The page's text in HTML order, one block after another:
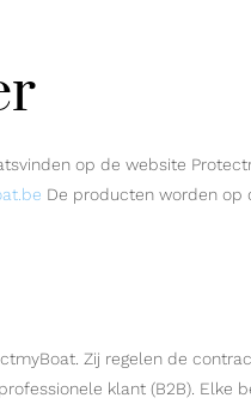
op de website
De producten worden op
Zij regelen de
klant (B2B). Elke